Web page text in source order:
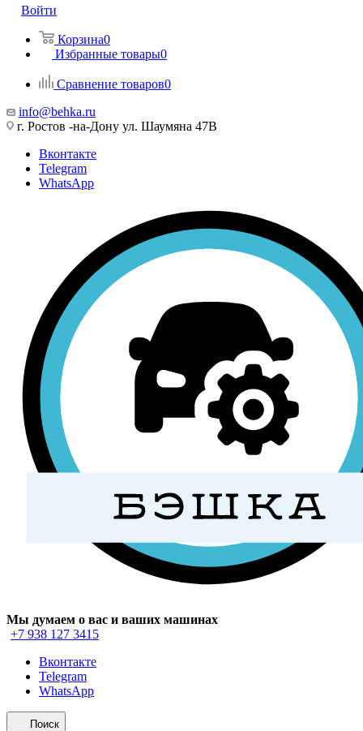
Войти
Корзина0
Избранные товары0
Сравнение товаров0
info@behka.ru
г. Ростов -на-Дону ул. Шаумяна 47В
Вконтакте
Telegram
WhatsApp
Мы думаем о вас и ваших машинах
+7 938 127 3415
Вконтакте
Telegram
WhatsApp
Поиск